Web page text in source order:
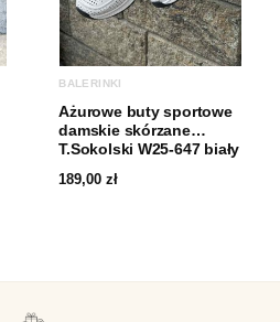
BALERINKI
Ażurowe buty sportowe
damskie skórzane
T.Sokolski W25-647 biały
189,00zł